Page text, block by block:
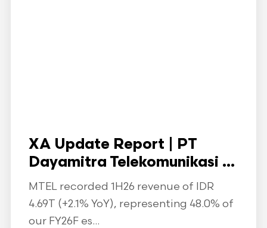
XA Update Report | PT
Dayamitra Telekomunikasi ...
MTEL recorded 1H26 revenue of IDR
4.69T (+2.1% YoY), representing 48.0% of
our FY26F es...